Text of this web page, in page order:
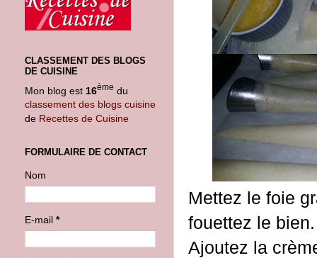
Mettez le foie
fouettez le bien.
Ajoutez la
CLASSEMENT DES BLOGS
DE CUISINE
Mon blog est 16ème du
classement des blogs cuisine
de Recettes de Cuisine
FORMULAIRE DE CONTACT
Nom
E-mail *